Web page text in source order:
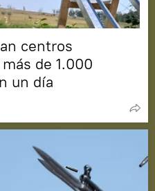
centros
de 1.000
un día